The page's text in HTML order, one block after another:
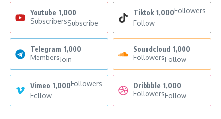
Youtube 1,000
SubscribersSubscribe
Tiktok 1,000Followers
Follow
Telegram 1,000
MembersJoin
Soundcloud 1,000
FollowersFollow
Vimeo 1,000Followers
Follow
Dribbble 1,000
FollowersFollow